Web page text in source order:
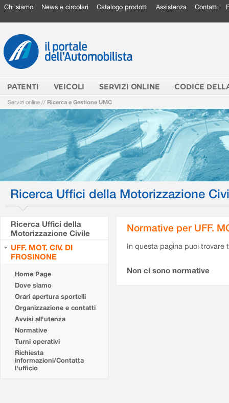
Chi siamo News e circolari Catalogo prodotti Assistenza Contatti
PATENTI VEICOLI SERVIZI ONLINE CODICE
Servizi online // Ricerca e Gestione UMC
Ricerca Uffici della Motorizzazione
Ricerca Uffici della
Motorizzazione Civile
UFF. MOT. CIV. DI
FROSINONE
Home Page
Dove siamo
Orari apertura sportelli
Organizzazione e contatti
Avvisi all'utenza
Normative
Turni operativi
Richiesta
informazioni/Contatta
l'ufficio
Normative per UFF.
In questa pagina puoi
Non ci sono normative